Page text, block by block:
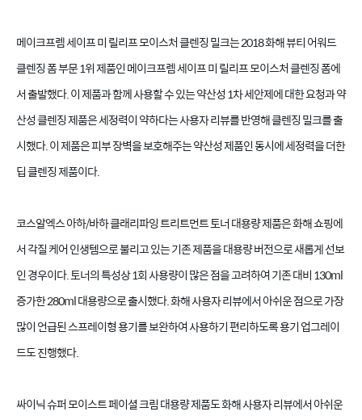
메이크프렘 세이프 미 릴리프 모이스처 클렌징 밀크는 2018 화해 뷰티 어워드
클렌징 폼 부문 1위 제품인 메이크프렘 세이프 미 릴리프 모이스처 클렌징 폼에
서 출발했다. 이 제품과 함께 사용할 수 있는 약산성 1차 세안제에 대한 요청과 약
산성 클렌징 제품은 세정력이 약하다는 사용자 리뷰를 반영해 클렌징 밀크를 출
시했다. 이 제품은 피부 장벽을 보호해주는 약산성 제품인 동시에 세정력을 더한
딥 클렌징 제품이다.
코스알엑스 아하/바하 클래리파잉 트리트먼트 토너 대용량 제품은 화해 쇼핑에
서 각질 케어 인생템으로 불리고 있는 기존 제품을 대용량 버전으로 새롭게 선보
인 경우이다. 토너의 특성상 1회 사용량이 많은 점을 고려하여 기존 대비 130ml
증가한 280ml 대용량으로 출시했다. 화해 사용자 리뷰에서 아쉬운 점으로 가장
많이 언급된 스프레이형 용기를 보완하여 사용하기 편리하도록 용기 업그레이
드도 진행했다.
싸이닉 슈퍼 모이스트 페이셜 크림 대용량 제품도 화해 사용자 리뷰에서 아쉬운